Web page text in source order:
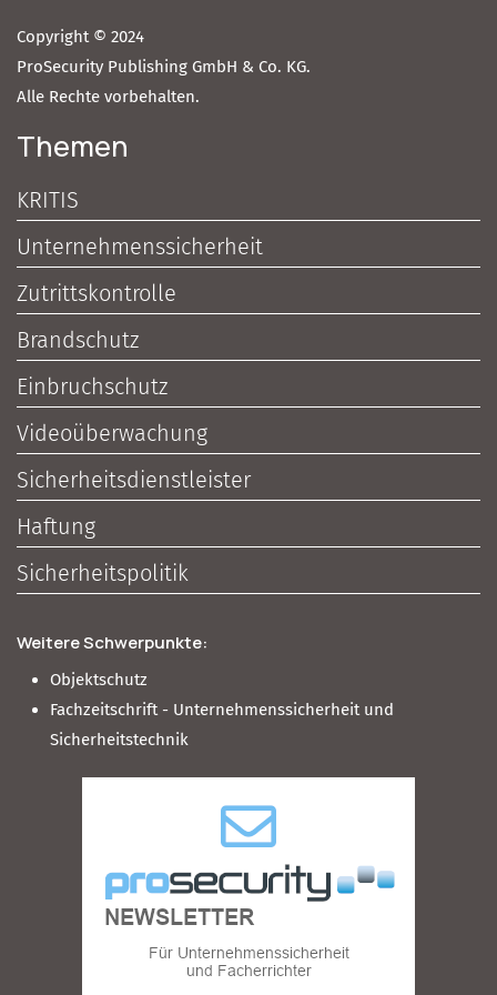
Copyright © 2024
ProSecurity Publishing GmbH & Co. KG.
Alle Rechte vorbehalten.
Themen
KRITIS
Unternehmenssicherheit
Zutrittskontrolle
Brandschutz
Einbruchschutz
Videoüberwachung
Sicherheitsdienstleister
Haftung
Sicherheitspolitik
Weitere Schwerpunkte:
Objektschutz
Fachzeitschrift - Unternehmenssicherheit und
Sicherheitstechnik